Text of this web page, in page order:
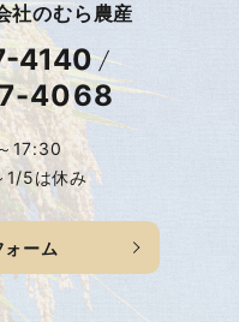
社のむら農産
4140
4068
17:30
1/5は休み
ォーム